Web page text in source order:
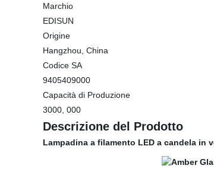
Marchio
EDISUN
Origine
Hangzhou, China
Codice SA
9405409000
Capacità di Produzione
3000, 000
Descrizione del Prodotto
Lampadina a filamento LED a candela in